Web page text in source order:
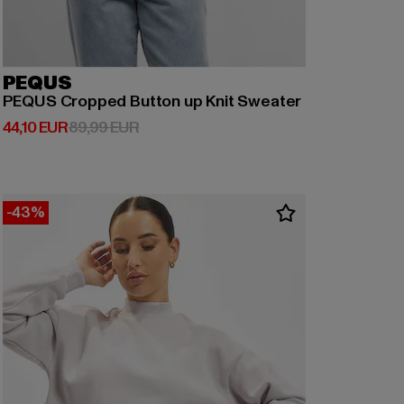
PEQUS
PEQUS Cropped Button up Knit Sweater
44,10 EUR
Derzeitiger Preis: 44,10 EUR
89,99 EURAktionspreis: 89,99 EUR
-43%